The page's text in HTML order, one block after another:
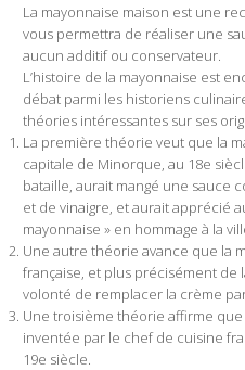
La mayonnaise maison est une
vous permettra de réaliser une
aucun additif ou conservateur.
L’histoire de la mayonnaise est
débat parmi les historiens
théories intéressantes sur ses
La première théorie veut que la
capitale de Minorque, au 18e
bataille, aurait mangé une sauce
et de vinaigre, et aurait apprécié
mayonnaise » en hommage à la
Une autre théorie avance que la
française, et plus précisément de
volonté de remplacer la crème
Une troisième théorie affirme
inventée par le chef de cuisine
19e siècle.